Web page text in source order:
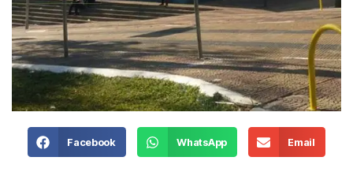
Facebook WhatsApp Email